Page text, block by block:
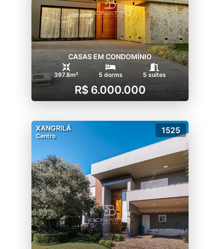
CASAS EM CONDOMÍNIO
397.8m² 5 dorms 5 suítes
R$ 6.000.000
XANGRILÁ
Centro
1525